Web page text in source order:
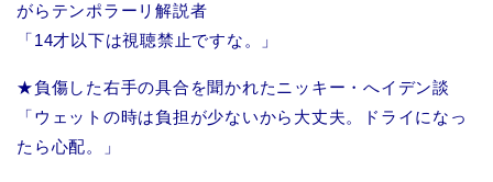
がらテンポラーリ解説者
「14才以下は視聴禁止ですな。」
★負傷した右手の具合を聞かれたニッキー・へイデン談
「ウェットの時は負担が少ないから大丈夫。ドライになっ
たら心配。」